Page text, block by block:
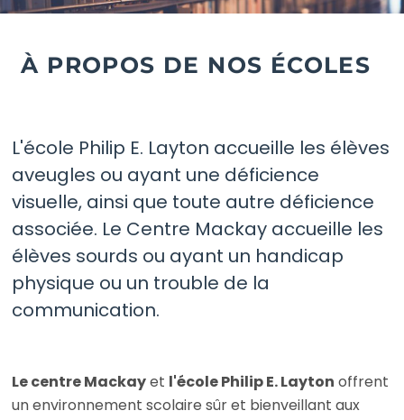
À PROPOS DE NOS ÉCOLES
L'école Philip E. Layton accueille les élèves
aveugles ou ayant une déficience
visuelle, ainsi que toute autre déficience
associée. Le Centre Mackay accueille les
élèves sourds ou ayant un handicap
physique ou un trouble de la
communication.
Le centre Mackayet l'école Philip E. Layton offrent
un environnement scolaire sûr et bienveillant aux